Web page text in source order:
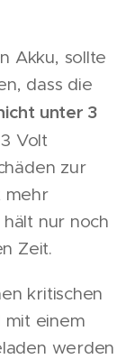
Akku, sollte
dass die
unter 3
Volt
zur
mehr
nur noch
Zeit.
kritischen
mit einem
werden